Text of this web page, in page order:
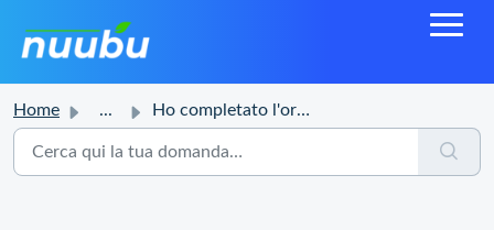
Home ... Ho completato l'ordine ma non ho ricevuto la conferma